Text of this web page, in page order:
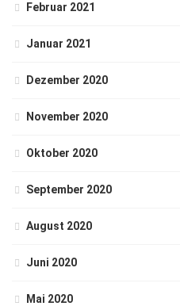
Februar 2021
Januar 2021
Dezember 2020
November 2020
Oktober 2020
September 2020
August 2020
Juni 2020
Mai 2020